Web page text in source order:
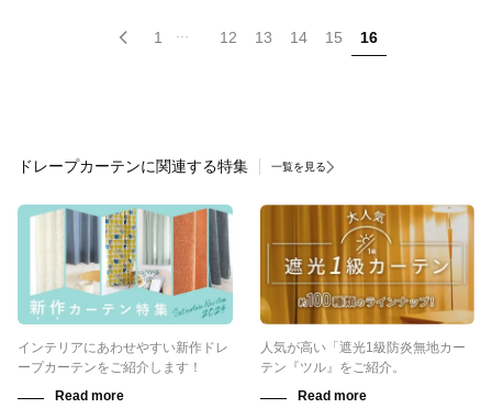
1 12 13 14 15 16
ドレープカーテンに関連する特集 一覧を見る
インテリアにあわせやすい新作ドレ
ープカーテンをご紹介します！
人気が高い「遮光1級防炎無地カー
テン『ツル』をご紹介。